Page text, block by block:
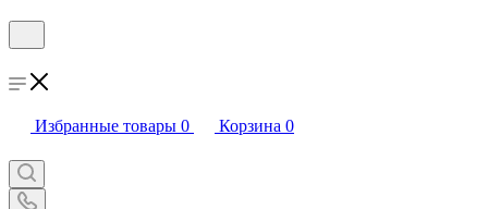
Избранные товары 0 Корзина 0